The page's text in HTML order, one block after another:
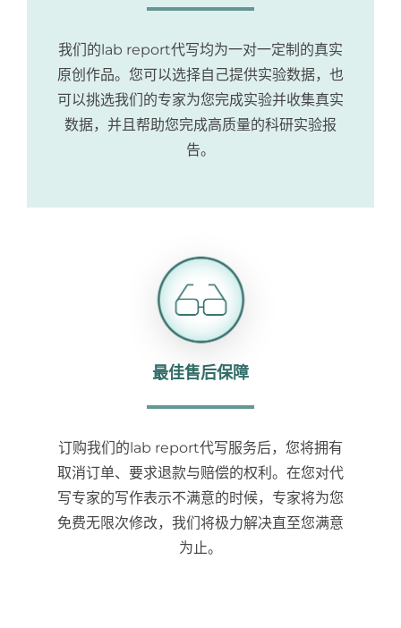
我们的lab report代写均为一对一定制的真实
原创作品。您可以选择自己提供实验数据，也
可以挑选我们的专家为您完成实验并收集真实
数据，并且帮助您完成高质量的科研实验报
告。
最佳售后保障
订购我们的lab report代写服务后，您将拥有
取消订单、要求退款与赔偿的权利。在您对代
写专家的写作表示不满意的时候，专家将为您
免费无限次修改，我们将极力解决直至您满意
为止。